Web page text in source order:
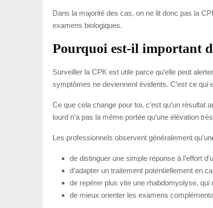
Dans la majorité des cas, on ne lit donc pas la
examens biologiques.
Pourquoi est-il important
Surveiller la CPK est utile parce qu’elle peut
symptômes ne deviennent évidents. C’est ce
Ce que cela change pour toi, c’est qu’un résultat
lourd n’a pas la même portée qu’une élévation
Les professionnels observent généralement
de distinguer une simple réponse à l’effort
d’adapter un traitement potentiellement en
de repérer plus vite une rhabdomyolyse,
de mieux orienter les examens